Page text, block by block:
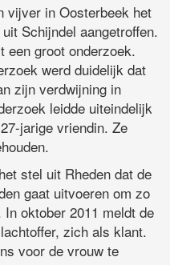
vijver in Oosterbeek het
Schijndel aangetroffen.
een groot onderzoek.
werd duidelijk dat
zijn verdwijning in
leidde uiteindelijk
jarige vriendin. Ze
stel uit Rheden dat de
gaat uitvoeren om zo
oktober 2011 meldt de
zich als klant.
voor de vrouw te